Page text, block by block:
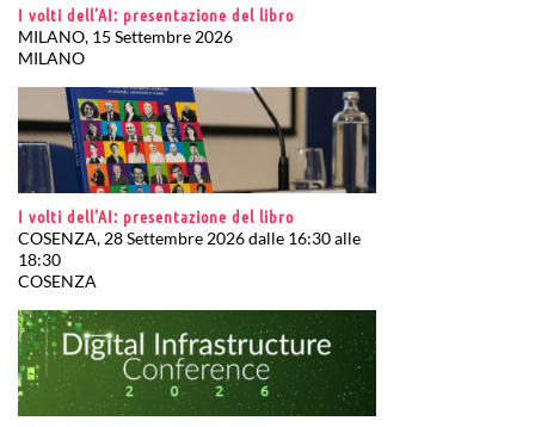
I volti dell’AI: presentazione del libro
MILANO, 15 Settembre 2026
MILANO
I volti dell’AI: presentazione del libro
COSENZA, 28 Settembre 2026 dalle 16:30 alle
18:30
COSENZA